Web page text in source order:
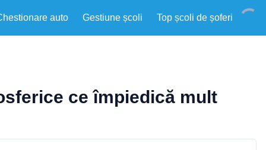
auto Gestiune școli Top școli de șoferi
ce împiedică mult